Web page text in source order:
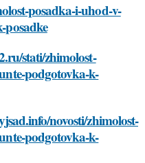
posadka-i-uhod-v-
stati/zhimolost-
podgotovka-k-
novosti/zhimolost-
podgotovka-k-